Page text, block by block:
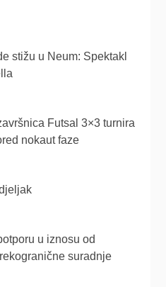
stižu u Neum: Spektakl
Futsal 3×3 turnira
nokaut faze
u iznosu od
suradnje